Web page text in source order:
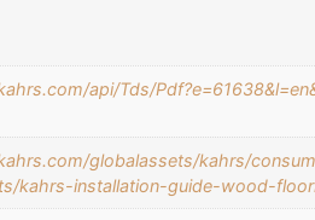
api/Tds/
globalassets/kahrs/
kahrs-installation-guide-wood-